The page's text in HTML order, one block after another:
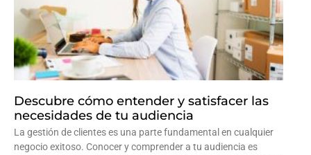
Descubre cómo entender y satisfacer las
necesidades de tu audiencia
La gestión de clientes es una parte fundamental en cualquier
negocio exitoso. Conocer y comprender a tu audiencia es